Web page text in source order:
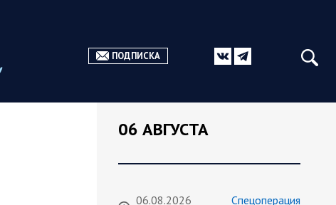
ПОДПИСКА
06 АВГУСТА
06.08.2026
Спецоперация